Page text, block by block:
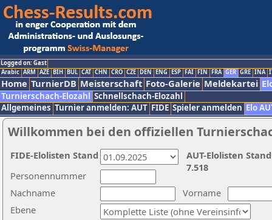
Logged on: Gast
Arabic ARM AZE BIH BUL CAT CHN CRO CZE DEN ENG ESP FAI FIN FRA GER GRE INA
Home TurnierDB Meisterschaft Foto-Galerie Meldekartei
Turnierschach-Elozahl Schnellschach-Elozahl
Allgemeines Turnier anmelden: AUT FIDE Spieler anmelden Elo
Willkommen bei den offiziellen
Nachname
Vorname
Ebene
Personennummer
AUT-Elolisten
7.518
FIDE-Elolisten Stand